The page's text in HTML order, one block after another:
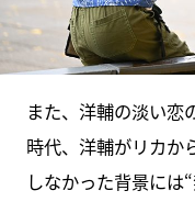
また、洋輔の淡い恋
時代、洋輔がリカか
しなかった背景には